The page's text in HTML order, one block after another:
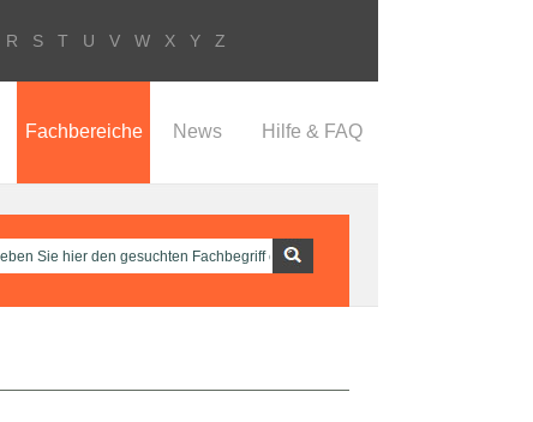
R S T U V W X Y Z
Fachbereiche News Hilfe & FAQ